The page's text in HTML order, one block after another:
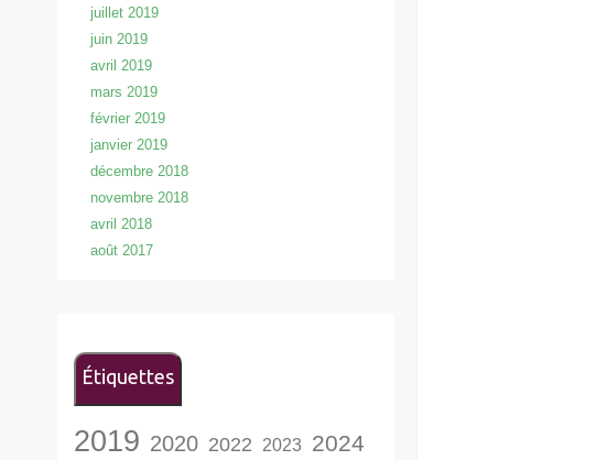
juillet 2019
juin 2019
avril 2019
mars 2019
février 2019
janvier 2019
décembre 2018
novembre 2018
avril 2018
août 2017
Étiquettes
2019 2020 2022 2023
2024